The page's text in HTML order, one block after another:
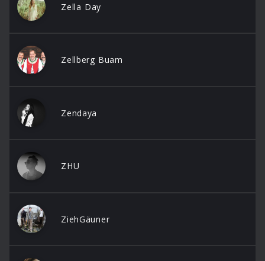
Zella Day
Zellberg Buam
Zendaya
ZHU
ZiehGäuner